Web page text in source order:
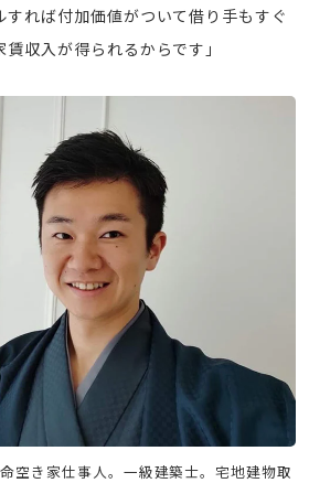
すれば付加価値がついて借り手もすぐ
収入が得られるからです」
空き家仕事人。一級建築士。宅地建物取